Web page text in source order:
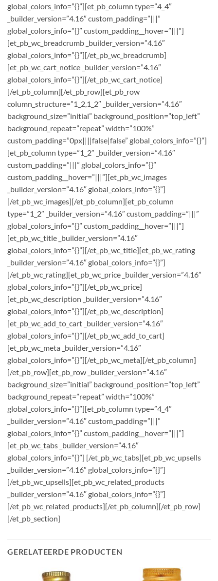
global_colors_info=”{}”][et_pb_column type=”4_4″
_builder_version=”4.16″ custom_padding=”|||”
global_colors_info=”{}” custom_padding__hover=”|||”]
[et_pb_wc_breadcrumb _builder_version=”4.16″
global_colors_info=”{}”][/et_pb_wc_breadcrumb]
[et_pb_wc_cart_notice _builder_version=”4.16″
global_colors_info=”{}”][/et_pb_wc_cart_notice]
[/et_pb_column][/et_pb_row][et_pb_row
column_structure=”1_2,1_2″ _builder_version=”4.16″
background_size=”initial” background_position=”top_left”
background_repeat=”repeat” width=”100%”
custom_padding=”0px||||false|false” global_colors_info=”{}”]
[et_pb_column type=”1_2″ _builder_version=”4.16″
custom_padding=”|||” global_colors_info=”{}”
custom_padding__hover=”|||”][et_pb_wc_images
_builder_version=”4.16″ global_colors_info=”{}”]
[/et_pb_wc_images][/et_pb_column][et_pb_column
type=”1_2″ _builder_version=”4.16″ custom_padding=”|||”
global_colors_info=”{}” custom_padding__hover=”|||”]
[et_pb_wc_title _builder_version=”4.16″
global_colors_info=”{}”][/et_pb_wc_title][et_pb_wc_rating
_builder_version=”4.16″ global_colors_info=”{}”]
[/et_pb_wc_rating][et_pb_wc_price _builder_version=”4.16″
global_colors_info=”{}”][/et_pb_wc_price]
[et_pb_wc_description _builder_version=”4.16″
global_colors_info=”{}”][/et_pb_wc_description]
[et_pb_wc_add_to_cart _builder_version=”4.16″
global_colors_info=”{}”][/et_pb_wc_add_to_cart]
[et_pb_wc_meta _builder_version=”4.16″
global_colors_info=”{}”][/et_pb_wc_meta][/et_pb_column]
[/et_pb_row][et_pb_row _builder_version=”4.16″
background_size=”initial” background_position=”top_left”
background_repeat=”repeat” width=”100%”
global_colors_info=”{}”][et_pb_column type=”4_4″
_builder_version=”4.16″ custom_padding=”|||”
global_colors_info=”{}” custom_padding__hover=”|||”]
[et_pb_wc_tabs _builder_version=”4.16″
global_colors_info=”{}”] [/et_pb_wc_tabs][et_pb_wc_upsells
_builder_version=”4.16″ global_colors_info=”{}”]
[/et_pb_wc_upsells][et_pb_wc_related_products
_builder_version=”4.16″ global_colors_info=”{}”]
[/et_pb_wc_related_products][/et_pb_column][/et_pb_row]
[/et_pb_section]
GERELATEERDE PRODUCTEN